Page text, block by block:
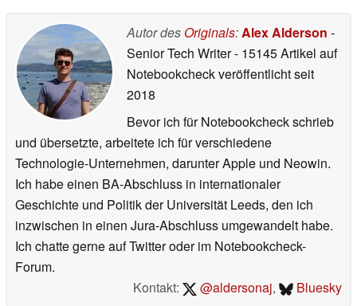
Autor des Originals:Alex Alderson -
Senior Tech Writer- 15145 Artikel auf
Notebookcheck veröffentlichtseit
2018
Bevor ich für Notebookcheck schrieb
und übersetzte, arbeitete ich für verschiedene
Technologie-Unternehmen, darunter Apple und Neowin.
Ich habe einen BA-Abschluss in internationaler
Geschichte und Politik der Universität Leeds, den ich
inzwischen in einen Jura-Abschluss umgewandelt habe.
Ich chatte gerne auf Twitter oder im Notebookcheck-
Forum.
Kontakt:
@aldersonaj, Bluesky